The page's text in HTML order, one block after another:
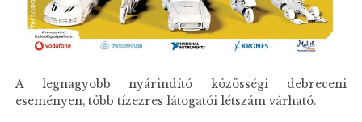
A legnagyobb nyárindító közösségi debreceni
eseményen, több tízezres látogatói létszám várható.